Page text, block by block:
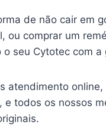
de não cair em
ou comprar um
o seu Cytotec com a
atendimento
e todos os nossos